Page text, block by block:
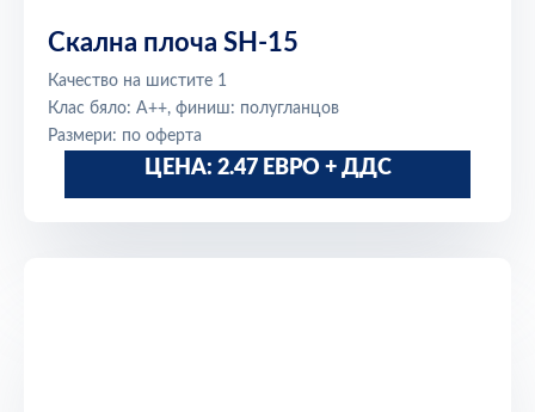
Скална плоча SH-15
Качество на шистите 1
Клас бяло: A++, финиш: полугланцов
Размери: по оферта
ЦЕНА: 2.47 ЕВРО + ДДС